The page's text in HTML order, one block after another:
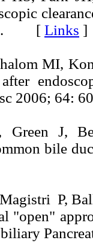
60. [ Links ]
MI,
2006;
Green J,
bile
P,
"open"